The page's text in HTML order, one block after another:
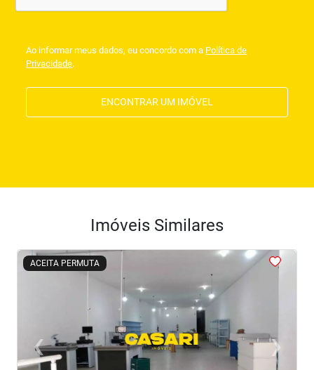
Ao informar meus dados, eu concordo com a Política de
Privacidade.
ENCONTRAR UM IMÓVEL
Imóveis Similares
ACEITA PERMUTA
<<<<
‹Previous ›Next